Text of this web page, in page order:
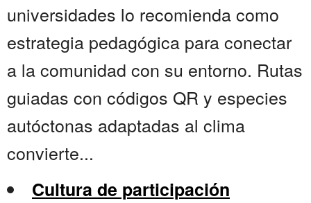
universidades lo recomienda como
estrategia pedagógica para conectar
a la comunidad con su entorno. Rutas
guiadas con códigos QR y especies
autóctonas adaptadas al clima
convierte...
Cultura de participación